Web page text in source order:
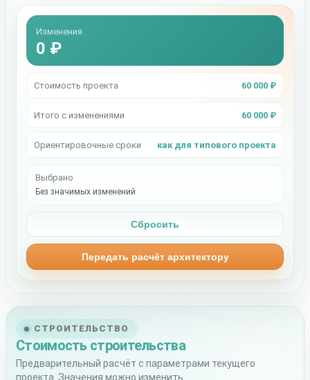
СТРОИТЕЛЬСТВО
Стоимость строительства
Предварительный расчёт с параметрами текущего
проекта. Значения можно изменить.
Изменения
0 ₽
Стоимость проекта 60 000 ₽
Итого с изменениями 60 000 ₽
Ориентировочные сроки как для типового проекта
Выбрано
Без значимых изменений
Сбросить
Передать расчёт архитектору